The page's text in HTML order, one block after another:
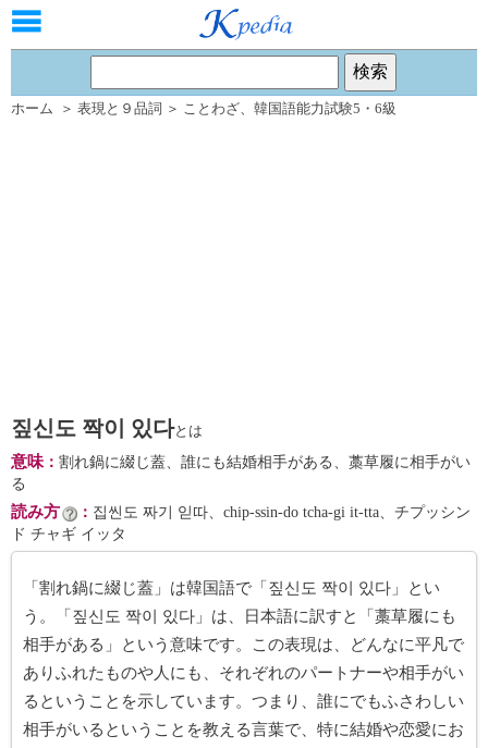
ホーム ＞ 表現と９品詞 ＞ ことわざ、 韓国語能力試験5・6級
짚신도 짝이 있다とは
意味： 割れ鍋に綴じ蓋、誰にも結婚相手がある、藁草履に相手がい
る
読み方 ： 집씬도 짜기 읻따、chip-ssin-do tcha-gi it-tta、チプッシン
ド チャギ イッタ
「割れ鍋に綴じ蓋」は韓国語で「짚신도 짝이 있다」とい
う。「짚신도 짝이 있다」は、日本語に訳すと「藁草履にも
相手がある」という意味です。この表現は、どんなに平凡で
ありふれたものや人にも、それぞれのパートナーや相手がい
るということを示しています。つまり、誰にでもふさわしい
相手がいるということを教える言葉で、特に結婚や恋愛にお